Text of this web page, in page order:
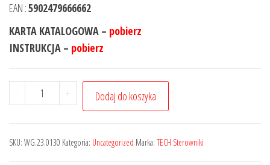
EAN :5902479666662
KARTA KATALOGOWA – pobierz
INSTRUKCJA – pobierz
- + Dodaj do koszyka
SKU: WG.23.0130 Kategoria: Uncategorized Marka: TECH Sterowniki